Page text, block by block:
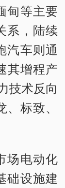
甸等主要
系，陆续
汽车则通
其增程产
技术反向
标致、
电动化
础设施建